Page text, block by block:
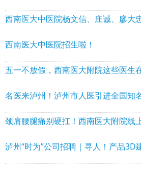
西南医大中医院招生啦！
五一不放假，西南医大附院这些医生
泸州“时为”公司招聘｜寻人！产品3D